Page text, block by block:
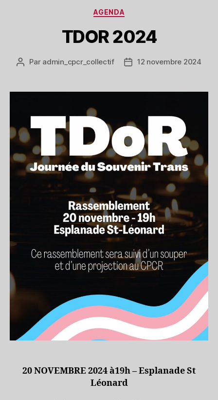
Catégories
AGENDA
TDOR 2024
Auteur
Par admin_cpcr_collectif
Date12 novembre 2024
20 NOVEMBRE 2024 à19h – Esplanade St
Léonard